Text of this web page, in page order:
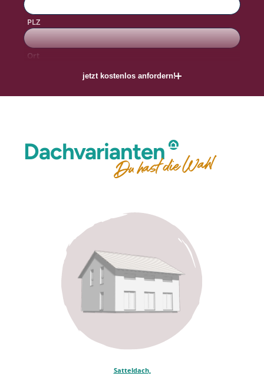
PLZ
Ort
per E-Mail
GmbH für Werbe- und Marketingzwecke zwecks
Information bzgl. Hauskauf erhoben und
verarbeitet werden (hierzu zählt insbesondere
die Zusendung von Werbe- und
Informationsmaterial als auch die telefonische
Kontaktaufnahme bzw. die Kontaktaufnahme per
E-Mail, Textnachricht oder Messengerdienst). Ich
kann meine Einwilligung jederzeit mit Wirkung
für die Zukunft gegenüber der allkauf haus
GmbH widerrufen.
Informationspflicht gem. Art. 13 DSGVO
Anti-Robot Verification
jetzt kostenlos anfordern!
#allkaufTraum
Dachvarianten
Du hast die Wahl
Satteldach,